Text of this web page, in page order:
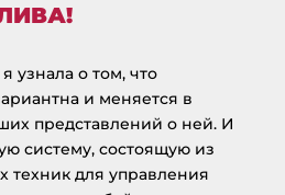
узнала о том, что
и меняется в
представлений о ней. И
систему, состоящую из
техник для управления